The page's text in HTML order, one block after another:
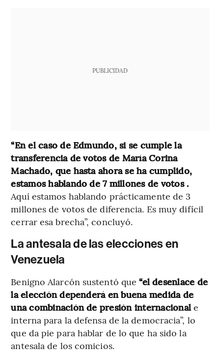
PUBLICIDAD
“En el caso de Edmundo, si se cumple la
transferencia de votos de María Corina
Machado, que hasta ahora se ha cumplido,
estamos hablando de 7 millones de votos .
Aquí estamos hablando prácticamente de 3
millones de votos de diferencia. Es muy difícil
cerrar esa brecha”, concluyó.
La antesala de las elecciones en
Venezuela
Benigno Alarcón sustentó que“el desenlace de
la elección dependerá en buena medida de
una combinación de presión internacionale
interna para la defensa de la democracia”, lo
que da pie para hablar de lo que ha sido la
antesala de los comicios.